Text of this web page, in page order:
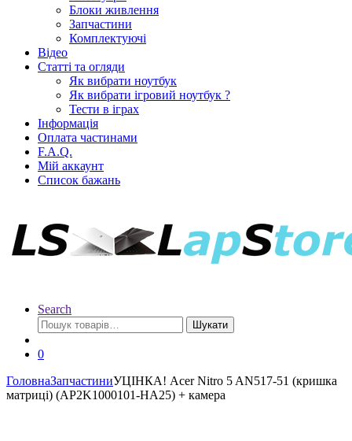
Блоки живлення
Запчастини
Комплектуючі
Відео
Статті та огляди
Як вибрати ноутбук
Як вибрати ігровий ноутбук ?
Тести в іграх
Інформація
Оплата частинами
F.A.Q.
Мій аккаунт
Список бажань
Search
Шукати
0
ГоловнаЗапчастиниУЦІНКА! Acer Nitro 5 AN517-51 (кришка
матриці) (AP2K1000101-HA25) + камера